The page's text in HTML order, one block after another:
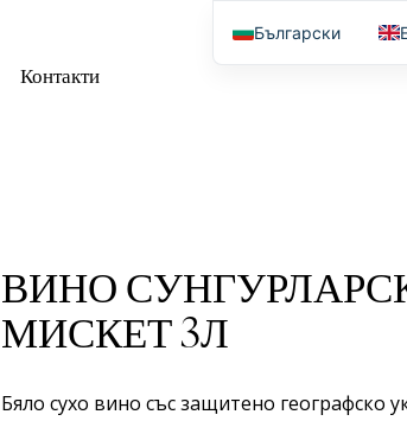
Контакти
ВИНО
МИСКЕТ 3Л
Бяло сухо вино със защитено географско
Български